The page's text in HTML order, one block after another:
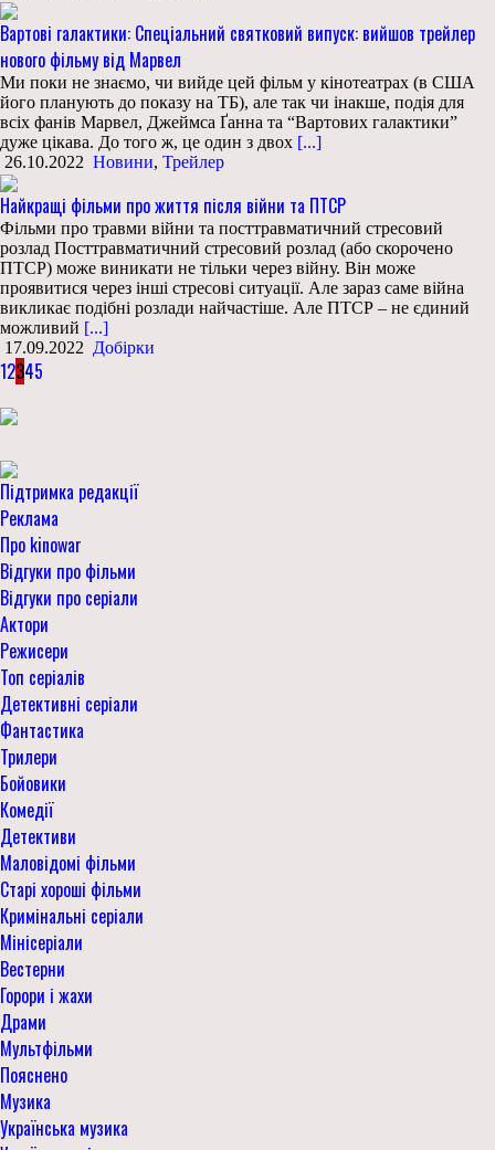
Вартові галактики: Спеціальний святковий випуск: вийшов трейлер
нового фільму від Марвел
Ми поки не знаємо, чи вийде цей фільм у кінотеатрах (в США
його планують до показу на ТБ), але так чи інакше, подія для
всіх фанів Марвел, Джеймса Ґанна та “Вартових галактики”
дуже цікава. До того ж, це один з двох [...]
26.10.2022 Новини, Трейлер
Найкращі фільми про життя після війни та ПТСР
Фільми про травми війни та посттравматичний стресовий
розлад Посттравматичний стресовий розлад (або скорочено
ПТСР) може виникати не тільки через війну. Він може
проявитися через інші стресові ситуації. Але зараз саме війна
викликає подібні розлади найчастіше. Але ПТСР – не єдиний
можливий [...]
17.09.2022 Добірки
12345
Підтримка редакції
Реклама
Про kinowar
Відгуки про фільми
Відгуки про серіали
Актори
Режисери
Топ серіалів
Детективні серіали
Фантастика
Трилери
Бойовики
Комедії
Детективи
Маловідомі фільми
Старі хороші фільми
Кримінальні серіали
Мінісеріали
Вестерни
Горори і жахи
Драми
Мультфільми
Пояснено
Музика
Українська музика